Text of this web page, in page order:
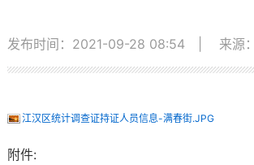
发布时间：2021-09-28 08:54 来源
江汉区统计调查证持证人员信息-满春街.JPG
附件: